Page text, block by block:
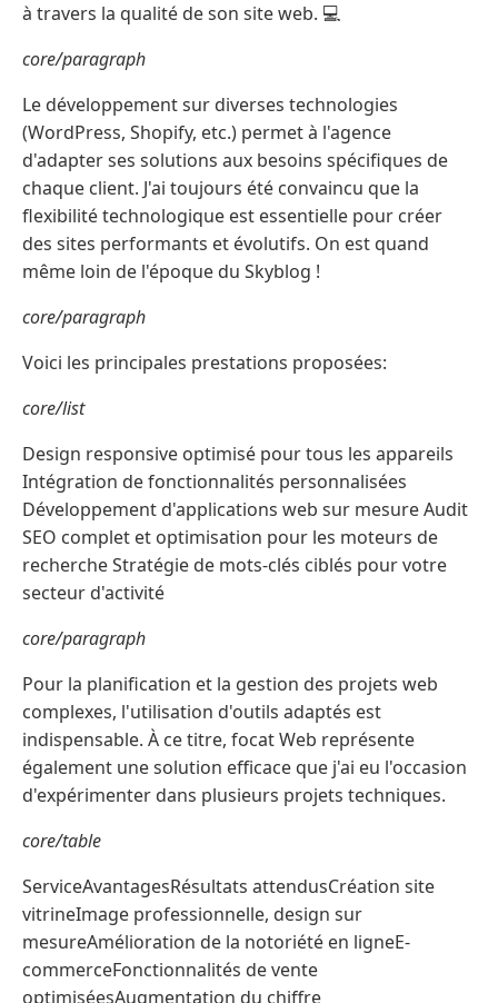
à travers la qualité de son site web. 💻
core/paragraph
Le développement sur diverses technologies
(WordPress, Shopify, etc.) permet à l'agence
d'adapter ses solutions aux besoins spécifiques de
chaque client. J'ai toujours été convaincu que la
flexibilité technologique est essentielle pour créer
des sites performants et évolutifs. On est quand
même loin de l'époque du Skyblog !
core/paragraph
Voici les principales prestations proposées:
core/list
Design responsive optimisé pour tous les appareils
Intégration de fonctionnalités personnalisées
Développement d'applications web sur mesure Audit
SEO complet et optimisation pour les moteurs de
recherche Stratégie de mots-clés ciblés pour votre
secteur d'activité
core/paragraph
Pour la planification et la gestion des projets web
complexes, l'utilisation d'outils adaptés est
indispensable. À ce titre, focat Web représente
également une solution efficace que j'ai eu l'occasion
d'expérimenter dans plusieurs projets techniques.
core/table
ServiceAvantagesRésultats attendusCréation site
vitrineImage professionnelle, design sur
mesureAmélioration de la notoriété en ligneE-
commerceFonctionnalités de vente
optimiséesAugmentation du chiffre